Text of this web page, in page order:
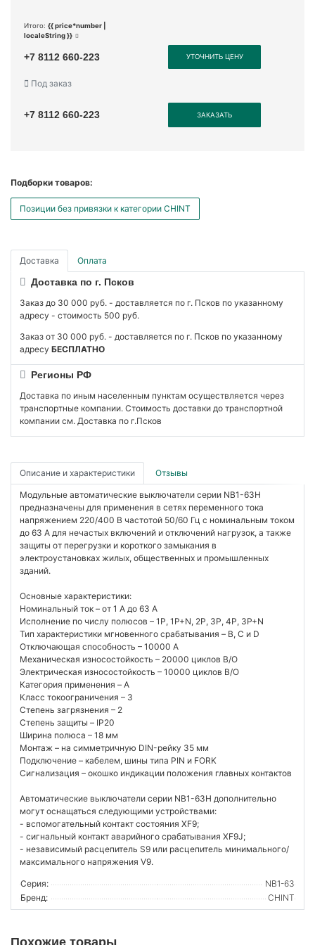
Итого: {{ price*number |
localeString }}
+7 8112 660-223 УТОЧНИТЬ ЦЕНУ
Под заказ
+7 8112 660-223 ЗАКАЗАТЬ
Подборки товаров:
Позиции без привязки к категории CHINT
Доставка Оплата
Доставка по г. Псков
Заказ до 30 000 руб. - доставляется по г. Псков по указанному
адресу - стоимость 500 руб.
Заказ от 30 000 руб. - доставляется по г. Псков по указанному
адресу БЕСПЛАТНО
Регионы РФ
Доставка по иным населенным пунктам осуществляется через
транспортные компании. Стоимость доставки до транспортной
компании см. Доставка по г.Псков
Описание и характеристики Отзывы
Модульные автоматические выключатели серии NB1-63H
предназначены для применения в сетях переменного тока
напряжением 220/400 В частотой 50/60 Гц с номинальным током
до 63 А для нечастых включений и отключений нагрузок, а также
защиты от перегрузки и короткого замыкания в
электроустановках жилых, общественных и промышленных
зданий.
Основные характеристики:
Номинальный ток – от 1 А до 63 А
Исполнение по числу полюсов – 1P, 1P+N, 2P, 3P, 4P, 3P+N
Тип характеристики мгновенного срабатывания – B, C и D
Отключающая способность – 10000 A
Механическая износостойкость – 20000 циклов В/О
Электрическая износостойкость – 10000 циклов В/О
Категория применения – A
Класс токоограничения – 3
Степень загрязнения – 2
Степень защиты – IP20
Ширина полюса – 18 мм
Монтаж – на симметричную DIN-рейку 35 мм
Подключение – кабелем, шины типа PIN и FORK
Сигнализация – окошко индикации положения главных контактов
Автоматические выключатели серии NB1-63H дополнительно
могут оснащаться следующими устройствами:
- вспомогательный контакт состояния XF9;
- сигнальный контакт аварийного срабатывания XF9J;
- независимый расцепитель S9 или расцепитель минимального/
максимального напряжения V9.
Серия:
NB1-63
Бренд:
CHINT